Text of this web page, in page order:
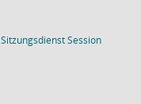
SitzungsdienstSession(Wird in